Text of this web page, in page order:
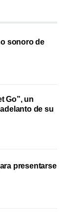
sonoro de
Go”, un
de su
presentarse